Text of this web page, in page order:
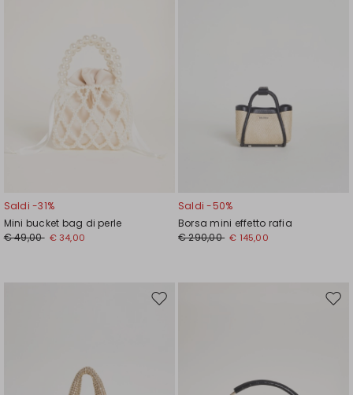
Saldi -31%
Mini bucket bag di perle
€ 49,00 € 34,00
Saldi -50%
Borsa mini effetto rafia
€ 290,00 € 145,00
Sposta